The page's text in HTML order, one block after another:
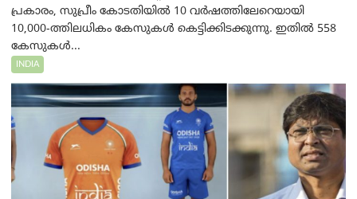
പ്രകാരം, സുപ്രീം കോടതിയിൽ 10 വർഷത്തിലേറെയായി
10,000-ത്തിലധികം കേസുകൾ കെട്ടിക്കിടക്കുന്നു. ഇതിൽ 558
കേസുകൾ...
INDIA